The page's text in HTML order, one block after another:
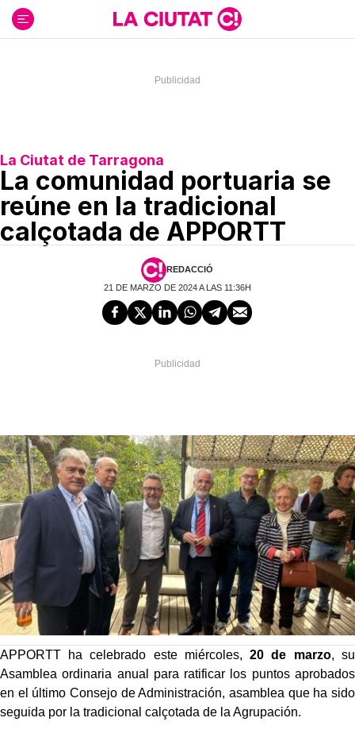
contenido
La Ciutat de Tarragona
La comunidad portuaria se
reúne en la tradicional
calçotada de APPORTT
REDACCIÓ
21 DE MARZO DE 2024 A LAS 11:36H
APPORTT ha celebrado este miércoles,20 de marzo, su
Asamblea ordinaria anual para ratificar los puntos aprobados
en el último Consejo de Administración, asamblea que ha sido
seguida por la tradicional calçotada de la Agrupación.